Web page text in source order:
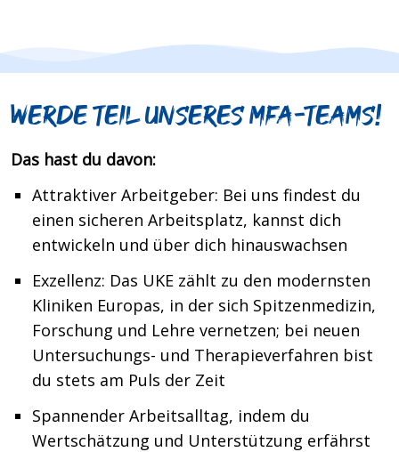
Werde Teil unseres MFA-Teams!
Das hast du davon:
Attraktiver Arbeitgeber: Bei uns findest du
einen sicheren Arbeitsplatz, kannst dich
entwickeln und über dich hinauswachsen
Exzellenz: Das UKE zählt zu den modernsten
Kliniken Europas, in der sich Spitzenmedizin,
Forschung und Lehre vernetzen; bei neuen
Untersuchungs- und Therapieverfahren bist
du stets am Puls der Zeit
Spannender Arbeitsalltag, indem du
Wertschätzung und Unterstützung erfährst